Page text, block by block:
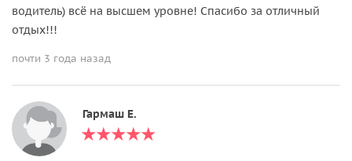
водитель) всё на высшем уровне! Спасибо за отличный
отдых!!!
почти 3 года назад
Гармаш Е.